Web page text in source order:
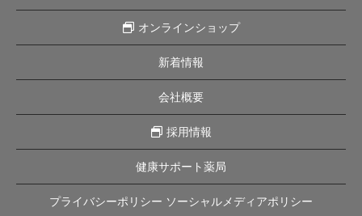
オンラインショップ
新着情報
会社概要
採用情報
健康サポート薬局
プライバシーポリシー ソーシャルメディアポリシー